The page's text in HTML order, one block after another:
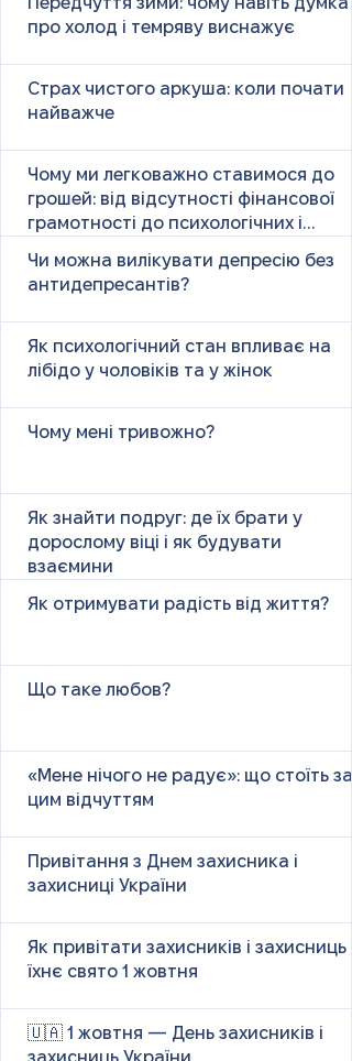
Передчуття зими: чому навіть думка
про холод і темряву виснажує
Страх чистого аркуша: коли почати
найважче
Чому ми легковажно ставимося до
грошей: від відсутності фінансової
грамотності до психологічних і
Чи можна вилікувати депресію без
антидепресантів?
Як психологічний стан впливає на
лібідо у чоловіків та у жінок
Чому мені тривожно?
Як знайти подруг: де їх брати у
дорослому віці і як будувати
взаємини
Як отримувати радість від життя?
Що таке любов?
«Мене нічого не радує»: що стоїть за
цим відчуттям
Привітання з Днем захисника і
захисниці України
Як привітати захисників і захисниць у
їхнє свято 1 жовтня
🇺🇦 1 жовтня — День захисників і